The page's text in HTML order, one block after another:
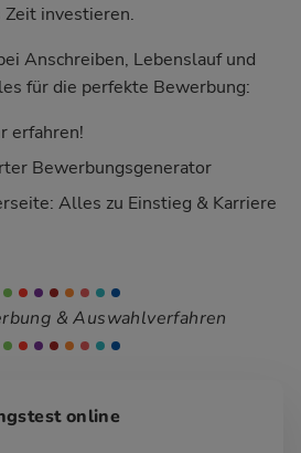
investieren.
Anschreiben, Lebenslauf und
für die perfekte Bewerbung:
erfahren!
Bewerbungsgenerator
Alles zu Einstieg & Karriere
& Auswahlverfahren
online